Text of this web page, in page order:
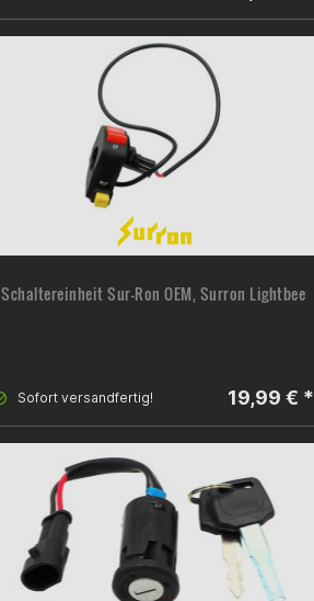
Schaltereinheit Sur-Ron OEM, Surron Lightbee
Sofort versandfertig! 19,99 € *